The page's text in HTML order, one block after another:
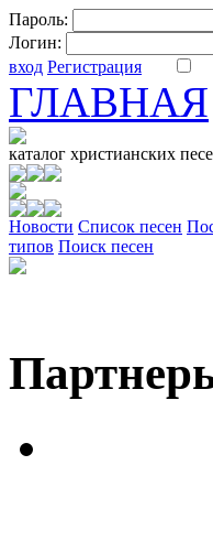
Пароль:
Логин:
вход Регистрация
ГЛАВНАЯ
каталог христианских
Новости Cписок песен
типов Поиск песен